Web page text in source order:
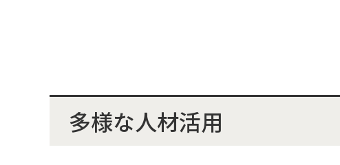
多様な人材活用